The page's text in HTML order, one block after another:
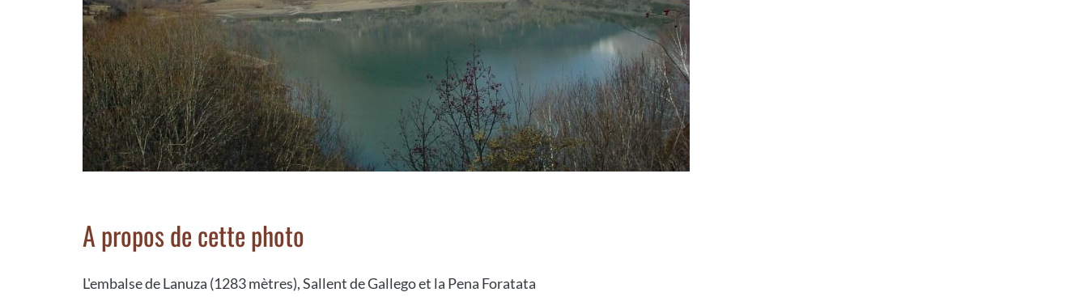
A propos de cette photo
L'embalse de Lanuza (1283 mètres), Sallent de Gallego et la Pena Foratata